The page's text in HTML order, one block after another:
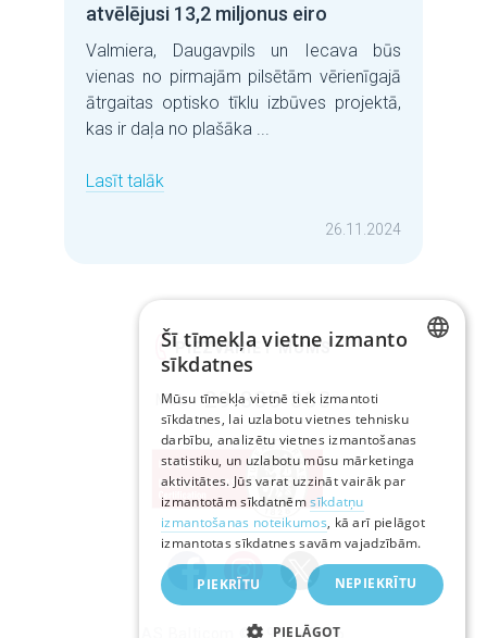
atvēlējusi 13,2 miljonus eiro
Valmiera, Daugavpils un Iecava būs
vienas no pirmajām pilsētām vērienīgajā
ātrgaitas optisko tīklu izbūves projektā,
kas ir daļa no plašāka ...
Lasīt talāk
26.11.2024
PIEZVANIET MUMS
Mob.: 29-333-333
AS Balticom © 1999—2026
RUSSIAN
ENGLISH
Šī tīmekļa vietne izmanto
sīkdatnes
Mūsu tīmekļa vietnē tiek izmantoti
sīkdatnes, lai uzlabotu vietnes tehnisku
darbību, analizētu vietnes izmantošanas
statistiku, un uzlabotu mūsu mārketinga
aktivitātes. Jūs varat uzzināt vairāk par
izmantotām sīkdatnēmsīkdatņu
izmantošanas noteikumos, kā arī pielāgot
izmantotas sīkdatnes savām vajadzībām.
PIEKRĪTU NEPIEKRĪTU
PIELĀGOT